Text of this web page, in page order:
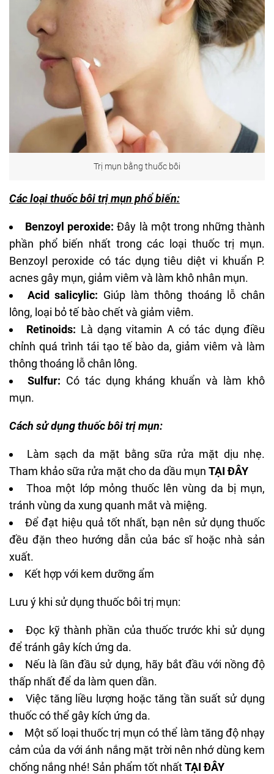
Trị mụn bằng thuốc bôi
Các loại thuốc bôi trị mụn phổ biến:
Benzoyl peroxide: Đây là một trong những thành
phần phổ biến nhất trong các loại thuốc trị mụn.
Benzoyl peroxide có tác dụng tiêu diệt vi khuẩn P.
acnes gây mụn, giảm viêm và làm khô nhân mụn.
Acid salicylic: Giúp làm thông thoáng lỗ chân
lông, loại bỏ tế bào chết và giảm viêm.
Retinoids: Là dạng vitamin A có tác dụng điều
chỉnh quá trình tái tạo tế bào da, giảm viêm và làm
thông thoáng lỗ chân lông.
Sulfur: Có tác dụng kháng khuẩn và làm khô
mụn.
Cách sử dụng thuốc bôi trị mụn:
Làm sạch da mặt bằng sữa rửa mặt dịu nhẹ.
Tham khảo sữa rửa mặt cho da dầu mụn TẠI ĐÂY
Thoa một lớp mỏng thuốc lên vùng da bị mụn,
tránh vùng da xung quanh mắt và miệng.
Để đạt hiệu quả tốt nhất, bạn nên sử dụng thuốc
đều đặn theo hướng dẫn của bác sĩ hoặc nhà sản
xuất.
Kết hợp với kem dưỡng ẩm
Lưu ý khi sử dụng thuốc bôi trị mụn:
Đọc kỹ thành phần của thuốc trước khi sử dụng
để tránh gây kích ứng da.
Nếu là lần đầu sử dụng, hãy bắt đầu với nồng độ
thấp nhất để da làm quen dần.
Việc tăng liều lượng hoặc tăng tần suất sử dụng
thuốc có thể gây kích ứng da.
Một số loại thuốc trị mụn có thể làm tăng độ nhạy
cảm của da với ánh nắng mặt trời nên nhớ dùng kem
chống nắng nhé! Sản phẩm tốt nhấtTẠI ĐÂY